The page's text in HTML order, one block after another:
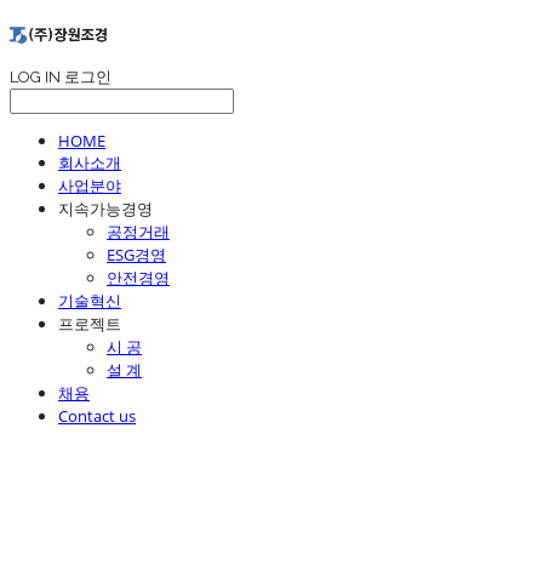
LOG IN 로그인
HOME
회사소개
사업분야
지속가능경영
공정거래
ESG경영
안전경영
기술혁신
프로젝트
시 공
설 계
채용
Contact us